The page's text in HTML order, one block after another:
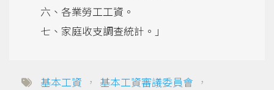
六、各業勞工工資。
七、家庭收支調查統計。」
基本工資 ， 基本工資審議委員會 ，